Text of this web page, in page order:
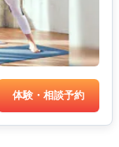
体験・相談予約